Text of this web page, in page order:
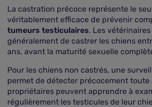
La castration précoce représente le
véritablement efficace de prévenir
tumeurs testiculaires. Les
généralement de castrer les chiens
ans, avant la maturité sexuelle
Pour les chiens non castrés, une
permet de détecter précocement toute
propriétaires peuvent apprendre à
régulièrement les testicules de leur